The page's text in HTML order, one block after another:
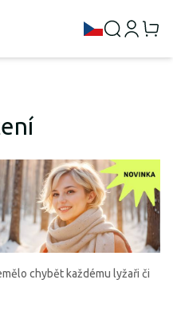
chybět každému lyžaři či